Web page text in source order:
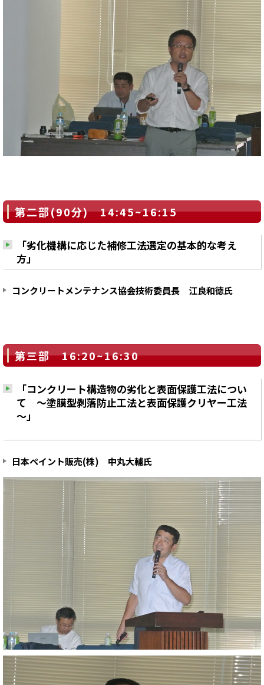
第二部(90分) 14:45~16:15
「劣化機構に応じた補修工法選定の基本的な考え
方」
コンクリートメンテナンス協会技術委員長 江良和徳氏
第三部 16:20~16:30
「コンクリート構造物の劣化と表面保護工法につい
て ～塗膜型剥落防止工法と表面保護クリヤー工法
～」
日本ペイント販売(株) 中丸大輔氏